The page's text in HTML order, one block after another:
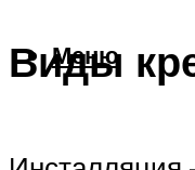
Меню
Виды